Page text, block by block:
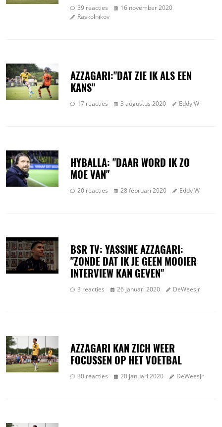
39 reacties
16 november 2020
Raskolnikov
AZZAGARI:"DAT ZIE IK ALS EEN
KANS"
17 reacties 3 augustus 2020 Eddy W
HYBALLA: "DAAR WORD IK ZO
MOE VAN"
20 reacties 28 februari 2020 Eddy W
BSR TV: YASSINE AZZAGARI:
"ZONDE DAT IK JE GEEN MOOIER
INTERVIEW KAN GEVEN"
3 reacties 26 januari 2020 DeWeesJr
AZZAGARI KAN ZICH WEER
FOCUSSEN OP HET VOETBAL
30 reacties 20 januari 2020 DeWeesJr